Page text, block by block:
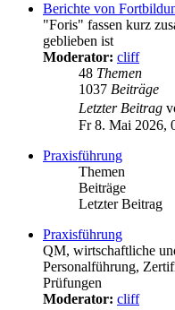
Berichte von
"Foris" fassen kurz
geblieben ist
Moderator: cliff
48 Themen
1037 Beiträge
Letzter Beitrag
Fr 8. Mai 2026,
Praxisführung
Themen
Beiträge
Letzter Beitrag
Praxisführung
QM, wirtschaftliche
Personalführung,
Prüfungen
Moderator: cliff